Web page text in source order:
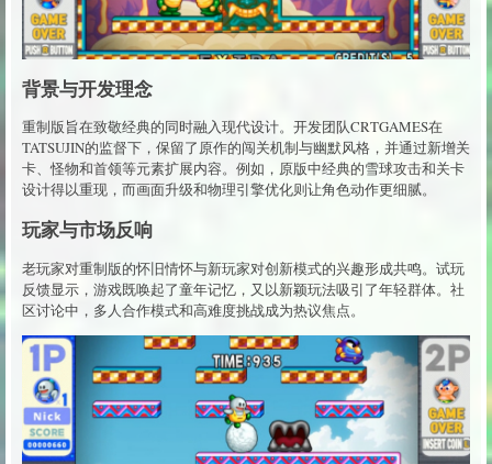
背景与开发理念
重制版旨在致敬经典的同时融入现代设计。开发团队CRTGAMES在
TATSUJIN的监督下，保留了原作的闯关机制与幽默风格，并通过新增关
卡、怪物和首领等元素扩展内容。例如，原版中经典的雪球攻击和关卡
设计得以重现，而画面升级和物理引擎优化则让角色动作更细腻。
玩家与市场反响
老玩家对重制版的怀旧情怀与新玩家对创新模式的兴趣形成共鸣。试玩
反馈显示，游戏既唤起了童年记忆，又以新颖玩法吸引了年轻群体。社
区讨论中，多人合作模式和高难度挑战成为热议焦点。